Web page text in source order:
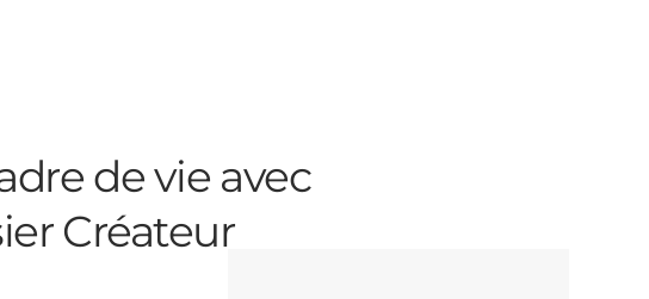
de vie avec
Créateur